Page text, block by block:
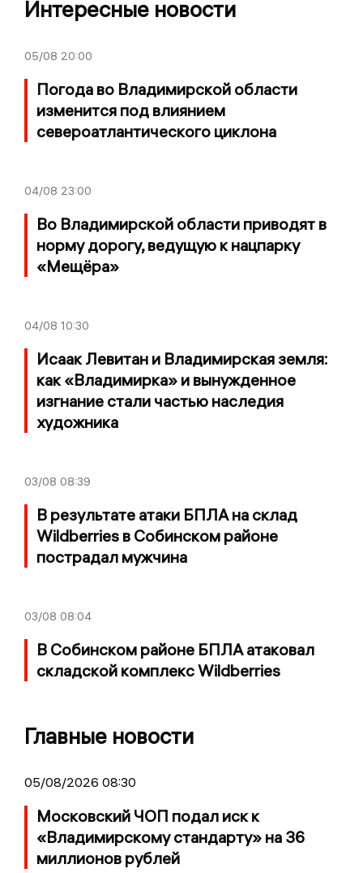
Интересные новости
05/08 20:00
Погода во Владимирской области
изменится под влиянием
североатлантического циклона
04/08 23:00
Во Владимирской области приводят в
норму дорогу, ведущую к нацпарку
«Мещёра»
04/08 10:30
Исаак Левитан и Владимирская земля:
как «Владимирка» и вынужденное
изгнание стали частью наследия
художника
03/08 08:39
В результате атаки БПЛА на склад
Wildberries в Собинском районе
пострадал мужчина
03/08 08:04
В Собинском районе БПЛА атаковал
складской комплекс Wildberries
Главные новости
05/08/2026 08:30
Московский ЧОП подал иск к
«Владимирскому стандарту» на 36
миллионов рублей